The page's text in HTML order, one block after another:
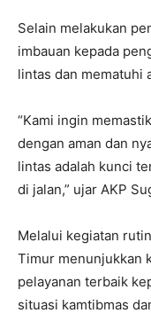
Selain melakukan
imbauan kepada
lintas dan mematuhi
“Kami ingin
dengan aman dan
lintas adalah kunci
di jalan,” ujar AKP
Melalui kegiatan
Timur menunjukkan
pelayanan terbaik
situasi kamtibmas